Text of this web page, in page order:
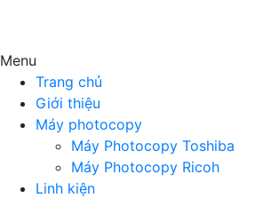
Menu
Trang chủ
Giới thiệu
Máy photocopy
Máy Photocopy Toshiba
Máy Photocopy Ricoh
Linh kiện